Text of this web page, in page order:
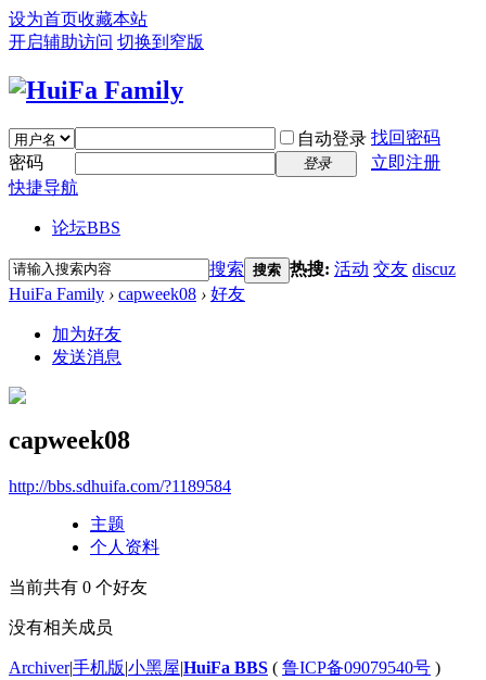
设为首页收藏本站
开启辅助访问 切换到窄版
自动登录 找回密码
密码
登录
立即注册
快捷导航
论坛BBS
搜索 搜索 热搜: 活动 交友 discuz
HuiFa Family › capweek08 › 好友
加为好友
发送消息
capweek08
http://bbs.sdhuifa.com/?1189584
主题
个人资料
当前共有 0 个好友
没有相关成员
Archiver|手机版|小黑屋|HuiFa BBS ( 鲁ICP备09079540号 )